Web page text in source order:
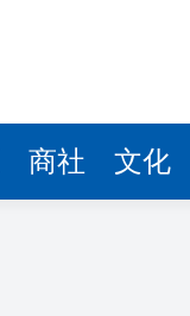
商社 文化